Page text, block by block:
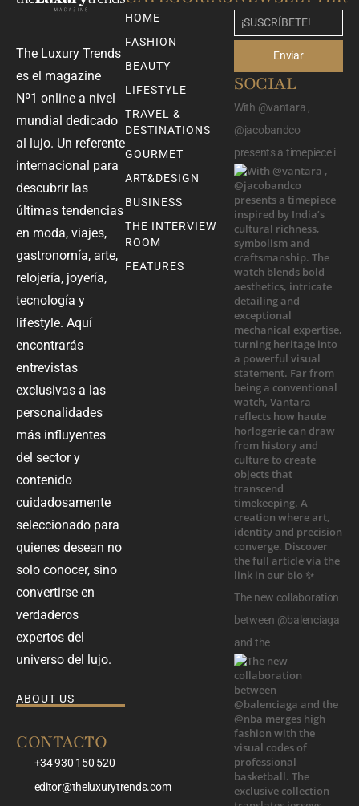
The Luxury Trends
es el magazine
Nº1 online a nivel
mundial dedicado
al lujo. Un referente
internacional para
descubrir las
últimas tendencias
en moda, viajes,
gastronomía, arte,
relojería, joyería,
tecnología y
lifestyle. Aquí
encontrarás
entrevistas
exclusivas a las
personalidades
más influyentes
del sector y
contenido
cuidadosamente
seleccionado para
quienes desean no
solo conocer, sino
convertirse en
verdaderos
expertos del
universo del lujo.
ABOUT US
CONTACTO
+34 930 150 520
editor@theluxurytrends.com
HOME
FASHION
BEAUTY
LIFESTYLE
TRAVEL &
DESTINATIONS
GOURMET
ART&DESIGN
BUSINESS
THE INTERVIEW
ROOM
FEATURES
Enviar
SOCIAL
With @vantara ,
@jacobandco
presents a timepiece i
The new collaboration
between @balenciaga
and the